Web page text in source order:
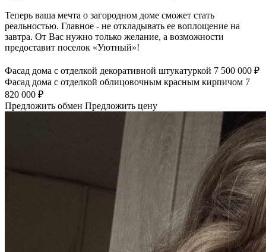
Теперь ваша мечта о загородном доме сможет стать
реальностью. Главное - не откладывать ее воплощение на
завтра. От Вас нужно только желание, а возможности
предоставит поселок «Уютный»!
Фасад дома с отделкой декоративной штукатуркой 7 500 000 ₽
Фасад дома с отделкой облицовочным красным кирпичом 7
820 000 ₽
Предложить обмен Предложить цену